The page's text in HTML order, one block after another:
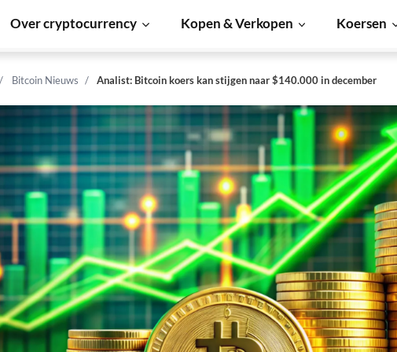
Over cryptocurrency Kopen & Verkopen Koersen
Bitcoin Nieuws Analist: Bitcoin koers kan stijgen naar $140.000 in december